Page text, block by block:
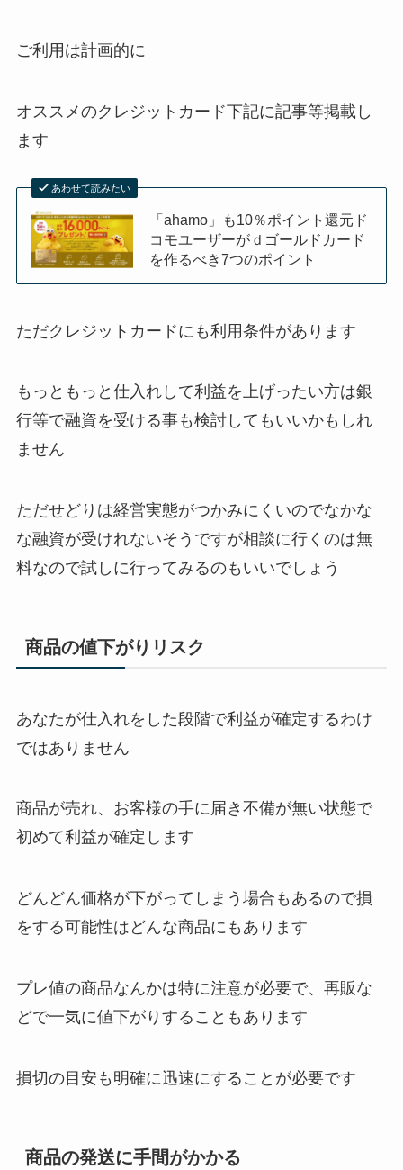
ご利用は計画的に
オススメのクレジットカード下記に記事等掲載し
ます
あわせて読みたい
「ahamo」も10％ポイント還元ド
コモユーザーがｄゴールドカード
を作るべき7つのポイント
ただクレジットカードにも利用条件があります
もっともっと仕入れして利益を上げったい方は銀
行等で融資を受ける事も検討してもいいかもしれ
ません
ただせどりは経営実態がつかみにくいのでなかな
な融資が受けれないそうですが相談に行くのは無
料なので試しに行ってみるのもいいでしょう
商品の値下がりリスク
あなたが仕入れをした段階で利益が確定するわけ
ではありません
商品が売れ、お客様の手に届き不備が無い状態で
初めて利益が確定します
どんどん価格が下がってしまう場合もあるので損
をする可能性はどんな商品にもあります
プレ値の商品なんかは特に注意が必要で、再販な
どで一気に値下がりすることもあります
損切の目安も明確に迅速にすることが必要です
商品の発送に手間がかかる